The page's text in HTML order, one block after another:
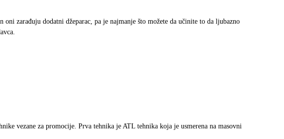
zarađuju dodatni džeparac, pa je najmanje što možete da učinite to da ljubazno
vezane za promocije. Prva tehnika je ATL tehnika koja je usmerena na masovni